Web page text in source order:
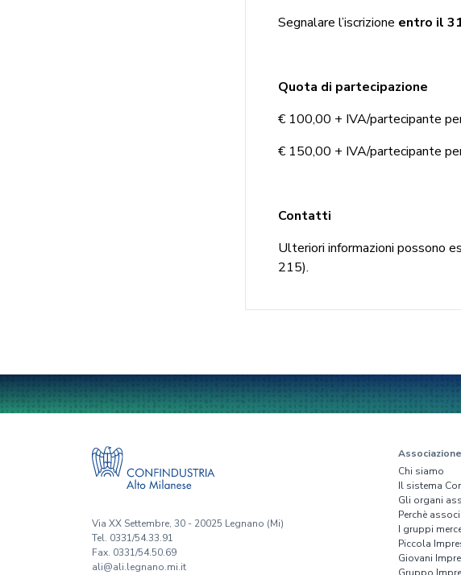
Segnalare l’iscrizione entro il
Quota di partecipazione
€ 100,00 + IVA/partecipante
€ 150,00 + IVA/partecipante
Contatti
Ulteriori informazioni possono
215).
Via XX Settembre, 30 - 20025 Legnano (Mi)
Tel. 0331/54.33.91
Fax. 0331/54.50.69
ali@ali.legnano.mi.it
Associazione
Chi siamo
Il sistema
Gli organi
Perchè
I gruppi
Piccola
Giovani